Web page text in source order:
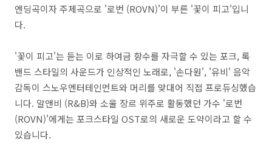
엔딩곡이자 주제곡으로 '로번 (ROVN)'이 부른 '꽃이 피고'입니
다.
'꽃이 피고'는 듣는 이로 하여금 향수를 자극할 수 있는 포크, 록
밴드 스타일의 사운드가 인상적인 노래로, '손다원', '유비' 음악
감독이 스노우엔터테인먼트와 머리를 맞대어 직접 프로듀싱했습
니다. 알앤비 (R&B)와 소울 장르 위주로 활동했던 가수 '로번
(ROVN)'에게는 포크스타일 OST로의 새로운 도약이라고 할 수
있습니다.